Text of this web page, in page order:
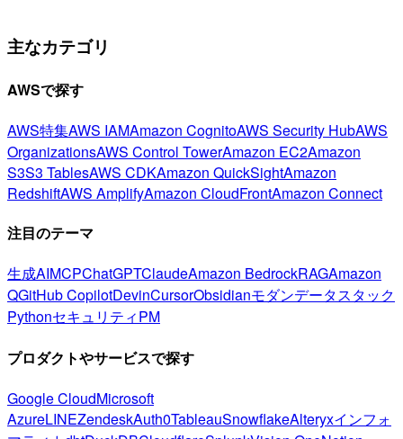
主なカテゴリ
AWSで探す
AWS特集AWS IAMAmazon CognitoAWS Security HubAWS
OrganizationsAWS Control TowerAmazon EC2Amazon
S3S3 TablesAWS CDKAmazon QuickSightAmazon
RedshiftAWS AmplifyAmazon CloudFrontAmazon Connect
注目のテーマ
生成AIMCPChatGPTClaudeAmazon BedrockRAGAmazon
QGitHub CopilotDevinCursorObsidianモダンデータスタック
PythonセキュリティPM
プロダクトやサービスで探す
Google CloudMicrosoft
AzureLINEZendeskAuth0TableauSnowflakeAlteryxインフォ